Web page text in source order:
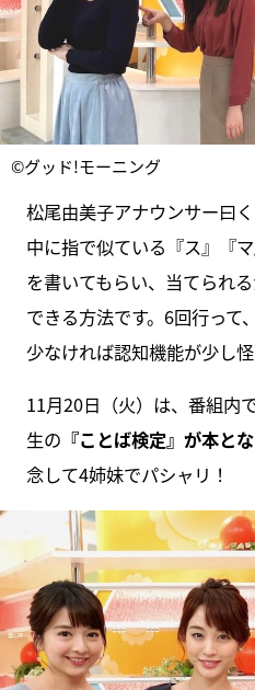
©グッド!モーニング
松尾由美子アナウンサー曰
中に指で似ている『ス』『
を書いてもらい、当てられ
できる方法です。6回行って
少なければ認知機能が少し
11月20日（火）は、番組内
生の 『ことば検定』が本と
念して4姉妹でパシャリ！